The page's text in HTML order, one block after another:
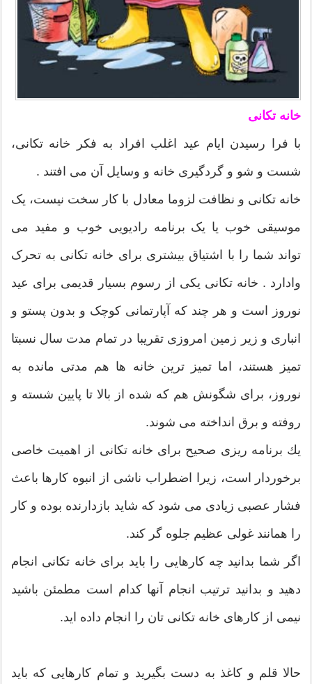
خانه تکانی
با فرا رسیدن ایام عید اغلب افراد به فکر خانه تکانی،
شست و شو و گردگیری خانه و وسایل آن می افتند .
خانه تکانی و نظافت لزوما معادل با کار سخت نیست، یک
موسیقی خوب یا یک برنامه رادیویی خوب و مفید می
تواند شما را با اشتیاق بیشتری برای خانه تکانی به تحرک
وادارد . خانه تکانی یکی از رسوم بسیار قدیمی برای عید
نوروز است و هر چند که آپارتمانی کوچک و بدون پستو و
انباری و زیر زمین امروزی تقریبا در تمام مدت سال نسبتا
تمیز هستند، اما تمیز ترین خانه ها هم مدتی مانده به
نوروز، برای شگونش هم که شده از بالا تا پایین شسته و
روفته و برق انداخته می شوند.
یك برنامه ریزی صحیح برای خانه تكانی از اهمیت خاصی
برخوردار است، زیرا اضطراب ناشی از انبوه كارها باعث
فشار عصبی زیادی می شود كه شاید بازدارنده بوده و كار
را همانند غولی عظیم جلوه گر كند.
اگر شما بدانید چه كارهایی را باید برای خانه تکانی انجام
دهید و بدانید ترتیب انجام آنها كدام است مطمئن باشید
نیمی از كارهای خانه تکانی تان را انجام داده اید.
حالا قلم و كاغذ به دست بگیرید و تمام كارهایی كه باید